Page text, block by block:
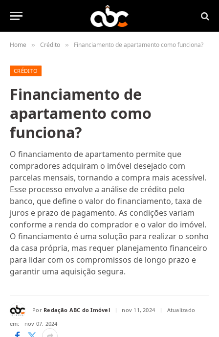
Home » Crédito » Financiamento de apartamento como funciona?
CRÉDITO
Financiamento de
apartamento como
funciona?
O financiamento de apartamento permite que
compradores adquiram o imóvel desejado com
parcelas mensais, tornando a compra mais acessível.
Esse processo envolve a análise de crédito pelo
banco, que define o valor do financiamento, taxa de
juros e prazo de pagamento. As condições variam
conforme a renda do comprador e o valor do imóvel.
O financiamento é uma solução para realizar o sonho
da casa própria, mas requer planejamento financeiro
para lidar com os compromissos de longo prazo e
garantir uma aquisição segura.
Por Redação ABC do Imóvel nov 11, 2024
Atualizado
em:
nov 07, 2024